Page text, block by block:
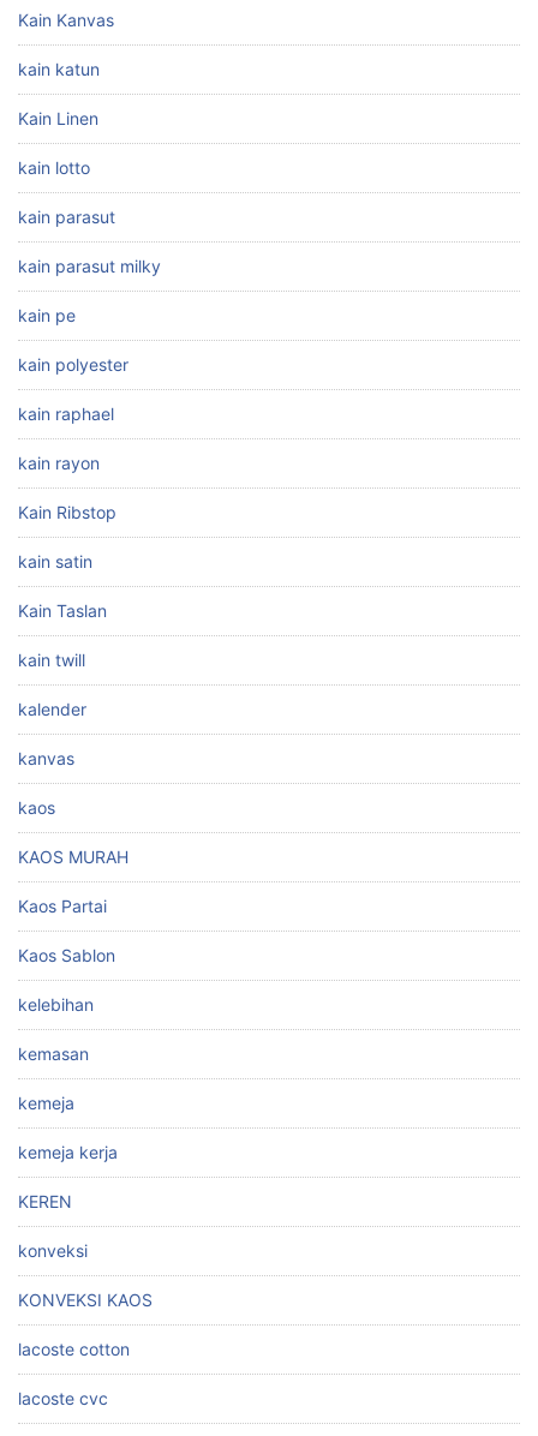
Kain Kanvas
kain katun
Kain Linen
kain lotto
kain parasut
kain parasut milky
kain pe
kain polyester
kain raphael
kain rayon
Kain Ribstop
kain satin
Kain Taslan
kain twill
kalender
kanvas
kaos
KAOS MURAH
Kaos Partai
Kaos Sablon
kelebihan
kemasan
kemeja
kemeja kerja
KEREN
konveksi
KONVEKSI KAOS
lacoste cotton
lacoste cvc